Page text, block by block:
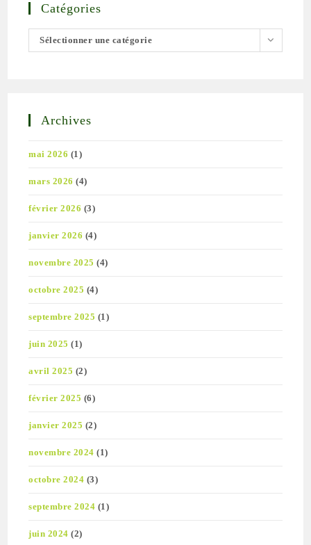
Catégories
Catégories
Sélectionner une catégorie
Archives
mai 2026 (1)
mars 2026 (4)
février 2026 (3)
janvier 2026 (4)
novembre 2025 (4)
octobre 2025 (4)
septembre 2025 (1)
juin 2025 (1)
avril 2025 (2)
février 2025 (6)
janvier 2025 (2)
novembre 2024 (1)
octobre 2024 (3)
septembre 2024 (1)
juin 2024 (2)